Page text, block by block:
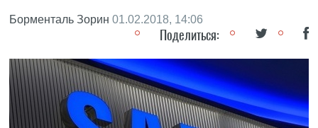
Борменталь Зорин 01.02.2018, 14:06
Поделиться: